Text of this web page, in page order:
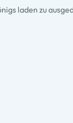
laden zu